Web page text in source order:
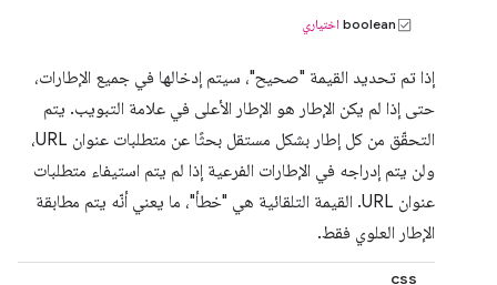
boolean اختياري
إذا تم تحديد القيمة "صحيح"، سيتم إدخالها في جميع الإطارات،
حتى إذا لم يكن الإطار هو الإطار الأعلى في علامة التبويب. يتم
التحقّق من كل إطار بشكل مستقل بحثًا عن متطلبات عنوان URL،
ولن يتم إدراجه في الإطارات الفرعية إذا لم يتم استيفاء متطلبات
عنوان URL. القيمة التلقائية هي "خطأ"، ما يعني أنّه يتم مطابقة
الإطار العلوي فقط.
css